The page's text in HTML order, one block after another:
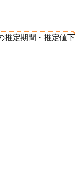
推定期間・推定値下